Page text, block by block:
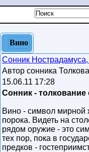
Вино
Сонник
Автор сонника
15.06.11 17:28
Сонник - толкование
Вино - символ мирной
порока. Видеть на
рядом оружие - это
тех пор, пока в
предков -